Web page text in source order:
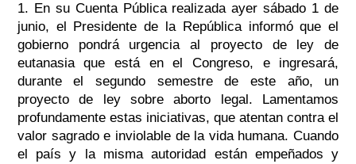
1. En su Cuenta Pública realizada ayer sábado 1 de
junio, el Presidente de la República informó que el
gobierno pondrá urgencia al proyecto de ley de
eutanasia que está en el Congreso, e ingresará,
durante el segundo semestre de este año, un
proyecto de ley sobre aborto legal. Lamentamos
profundamente estas iniciativas, que atentan contra el
valor sagrado e inviolable de la vida humana. Cuando
el país y la misma autoridad están empeñados y